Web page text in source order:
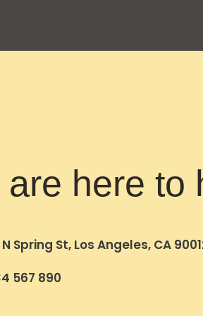
are here to
Spring St, Los Angeles, CA
567 890